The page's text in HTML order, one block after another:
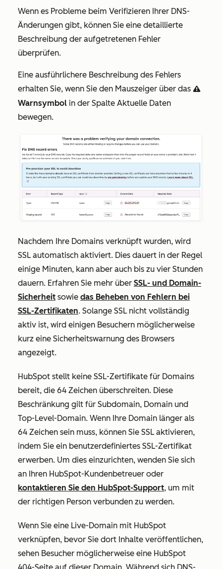
Wenn es Probleme beim Verifizieren Ihrer DNS-
Änderungen gibt, können Sie eine detaillierte
Beschreibung der aufgetretenen Fehler
überprüfen.
Eine ausführlichere Beschreibung des Fehlers
erhalten Sie, wenn Sie den Mauszeiger über das warning
Warnsymbol in der Spalte Aktuelle Daten
bewegen.
Nachdem Ihre Domains verknüpft wurden, wird
SSL automatisch aktiviert. Dies dauert in der Regel
einige Minuten, kann aber auch bis zu vier Stunden
dauern. Erfahren Sie mehr über SSL- und Domain-
Sicherheit sowie das Beheben von Fehlern bei
SSL-Zertifikaten. Solange SSL nicht vollständig
aktiv ist, wird einigen Besuchern möglicherweise
kurz eine Sicherheitswarnung des Browsers
angezeigt.
HubSpot stellt keine SSL-Zertifikate für Domains
bereit, die 64 Zeichen überschreiten. Diese
Beschränkung gilt für Subdomain, Domain und
Top-Level-Domain. Wenn Ihre Domain länger als
64 Zeichen sein muss, können Sie SSL aktivieren,
indem Sie ein benutzerdefiniertes SSL-Zertifikat
erwerben. Um dies einzurichten, wenden Sie sich
an Ihren HubSpot-Kundenbetreuer oder
kontaktieren Sie den HubSpot-Support, um mit
der richtigen Person verbunden zu werden.
Wenn Sie eine Live-Domain mit HubSpot
verknüpfen, bevor Sie dort Inhalte veröffentlichen,
sehen Besucher möglicherweise eine HubSpot